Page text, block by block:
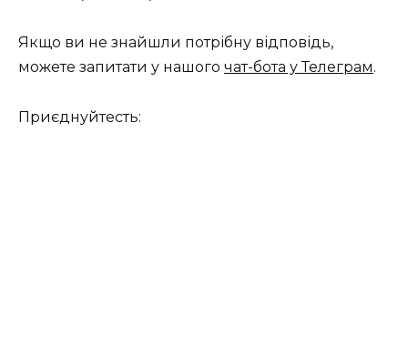
Якщо ви не знайшли потрібну відповідь,
можете запитати у нашого чат-бота у Телеграм.
Приєднуйтесть: